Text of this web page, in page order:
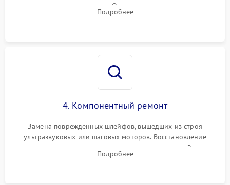
электромагнитного привода. Очистка оптических элементов
от пыли, следов влаги и грибка спецрастворами без
Подробнее
4. Компонентный ремонт
Замена поврежденных шлейфов, вышедших из строя
ультразвуковых или шаговых моторов. Восстановление
геометрии направляющих при заклинивании зума. Замена
неисправного блока диафрагмы, датчиков положения или
Подробнее